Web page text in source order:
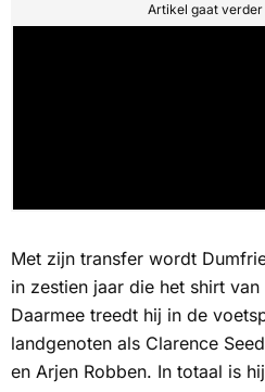
Artikel gaat
Met zijn transfer wordt
in zestien jaar die het shirt
Daarmee treedt hij in de
landgenoten als Clarence
en Arjen Robben. In totaal is